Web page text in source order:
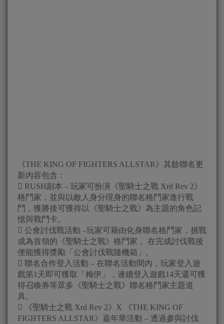
《THE KING OF FIGHTERS ALLSTAR》其餘聯名更
新內容包含：
 RUSH副本 – 玩家可扮演《聖騎士之戰 Xrd Rev 2》
格鬥家，並與以敵人身分現身的聯名格鬥家進行戰
鬥，獲勝後可獲得以《聖騎士之戰》為主題的角色記
憶與戰鬥卡。
 公會討伐戰活動 –玩家可藉由化身聯名格鬥家，挑戰
成為首領的《聖騎士之戰》格鬥家， 在完成討伐戰後
便能獲得獎勵「公會討伐戰隨機箱」。
 聯名合作登入活動 – 在聯名活動間內，玩家登入遊
戲第1天即可獲取「梅伊」，連續登入遊戲14天還可獲
得召喚券等眾多《聖騎士之戰》聯名格鬥家主題道
具。
 《聖騎士之戰 Xrd Rev 2》X 《THE KING OF
FIGHTERS ALLSTAR》嘉年華活動 – 透過參與討伐